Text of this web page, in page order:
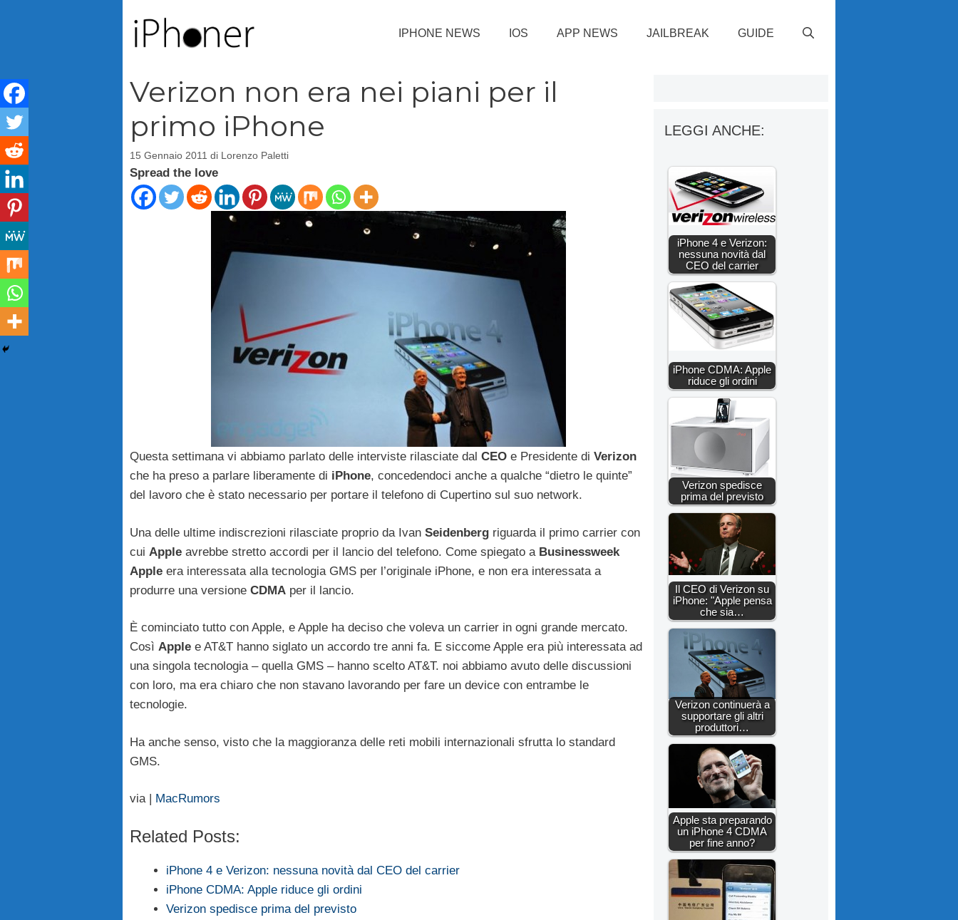
IPHONE NEWS IOS APP NEWS JAILBREAK GUIDE
Verizon non era nei piani per il
primo iPhone
15 Gennaio 2011 di Lorenzo Paletti
Spread the love
Questa settimana vi abbiamo parlato delle interviste rilasciate dal CEO e Presidente di Verizon
che ha preso a parlare liberamente di iPhone, concedendoci anche a qualche “dietro le quinte”
del lavoro che è stato necessario per portare il telefono di Cupertino sul suo network.
Una delle ultime indiscrezioni rilasciate proprio da Ivan Seidenberg riguarda il primo carrier con
cui Apple avrebbe stretto accordi per il lancio del telefono. Come spiegato a Businessweek
Apple era interessata alla tecnologia GMS per l’originale iPhone, e non era interessata a
produrre una versione CDMA per il lancio.
È cominciato tutto con Apple, e Apple ha deciso che voleva un carrier in ogni grande mercato.
Così Apple e AT&T hanno siglato un accordo tre anni fa. E siccome Apple era più interessata ad
una singola tecnologia – quella GMS – hanno scelto AT&T. noi abbiamo avuto delle discussioni
con loro, ma era chiaro che non stavano lavorando per fare un device con entrambe le
tecnologie.
Ha anche senso, visto che la maggioranza delle reti mobili internazionali sfrutta lo standard
GMS.
via | MacRumors
Related Posts:
iPhone 4 e Verizon: nessuna novità dal CEO del carrier
iPhone CDMA: Apple riduce gli ordini
Verizon spedisce prima del previsto
LEGGI ANCHE:
iPhone 4 e Verizon:
nessuna novità dal
CEO del carrier
iPhone CDMA: Apple
riduce gli ordini
Verizon spedisce
prima del previsto
Il CEO di Verizon su
iPhone: "Apple pensa
che sia…
Verizon continuerà a
supportare gli altri
produttori…
Apple sta preparando
un iPhone 4 CDMA
per fine anno?